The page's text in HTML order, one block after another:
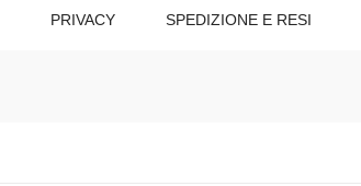
PRIVACY SPEDIZIONE E RESI